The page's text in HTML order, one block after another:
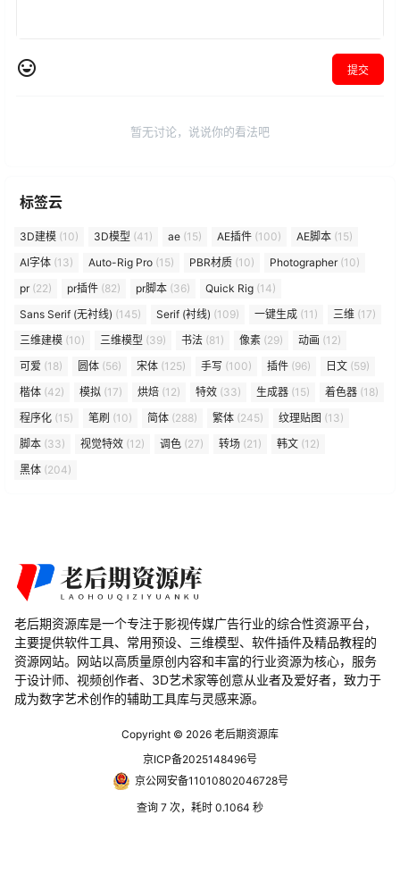
提交
暂无讨论，说说你的看法吧
标签云
3D建模 (10) 3D模型 (41) ae (15) AE插件 (100) AE脚本 (15)
AI字体 (13) Auto-Rig Pro (15) PBR材质 (10) Photographer(10)
pr(22) pr插件 (82) pr脚本 (36) Quick Rig (14)
Sans Serif (无衬线) (145) Serif (衬线) (109) 一键生成 (11) 三维 (17)
三维建模 (10) 三维模型 (39) 书法 (81) 像素 (29) 动画 (12)
可爱 (18) 圆体 (56) 宋体 (125) 手写 (100) 插件 (96) 日文 (59)
楷体 (42) 模拟 (17) 烘焙 (12) 特效 (33) 生成器 (15) 着色器 (18)
程序化 (15) 笔刷 (10) 简体 (288) 繁体 (245) 纹理贴图 (13)
脚本 (33) 视觉特效 (12) 调色 (27) 转场 (21) 韩文 (12)
黑体 (204)
老后期资源库是一个专注于影视传媒广告行业的综合性资源平台，
主要提供软件工具、常用预设、三维模型、软件插件及精品教程的
资源网站。网站以高质量原创内容和丰富的行业资源为核心，服务
于设计师、视频创作者、3D艺术家等创意从业者及爱好者，致力于
成为数字艺术创作的辅助工具库与灵感来源。
Copyright © 2026 老后期资源库
京ICP备2025148496号
京公网安备11010802046728号
查询 7 次，耗时 0.1064 秒